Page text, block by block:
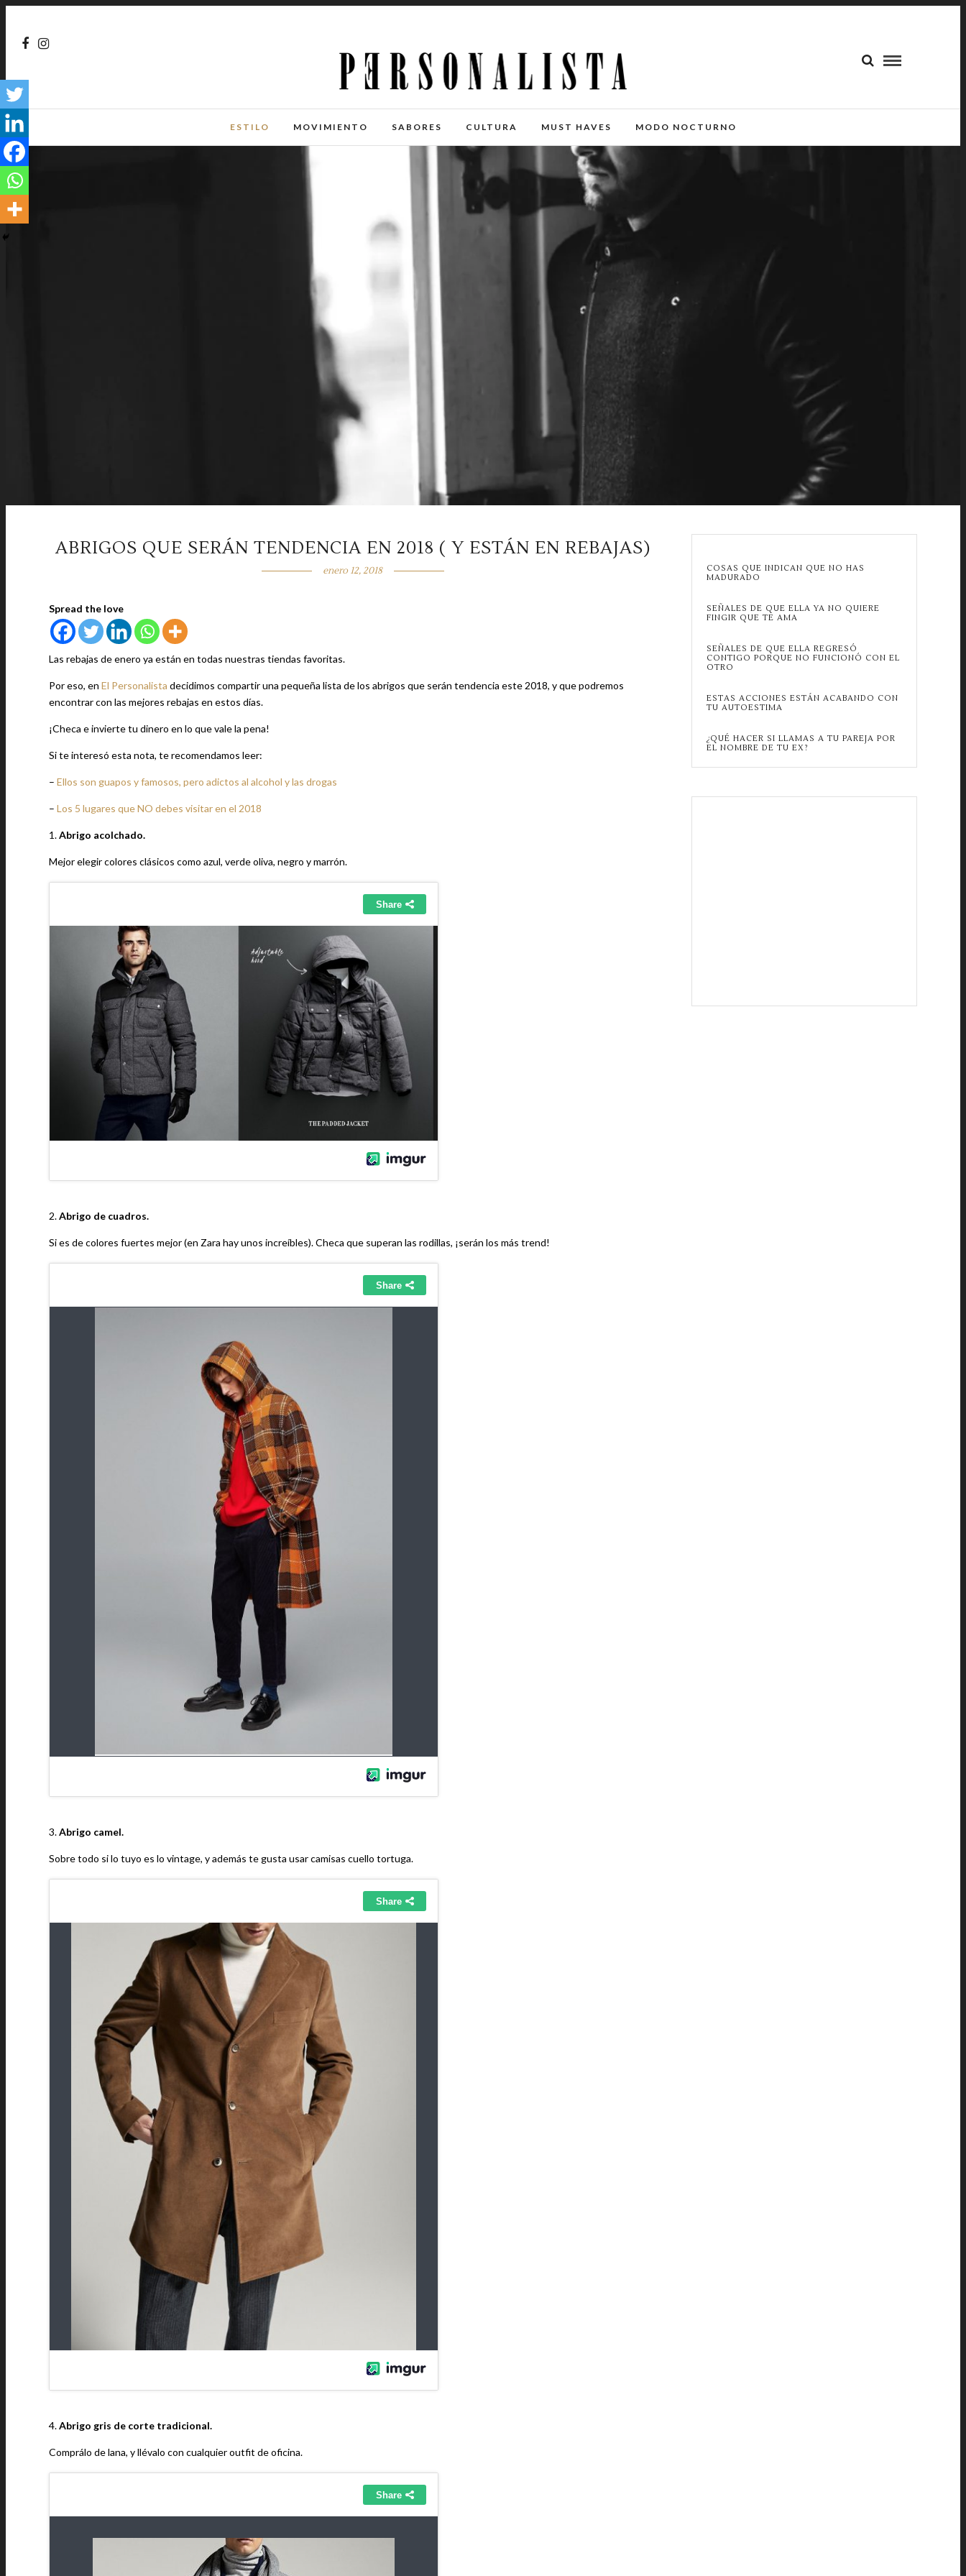
ESTILO MOVIMIENTO SABORES CULTURA MUST HAVES MODO NOCTURNO
ABRIGOS QUE SERÁN TENDENCIA EN 2018 ( Y ESTÁN EN REBAJAS)
enero 12, 2018
Spread the love
Las rebajas de enero ya están en todas nuestras tiendas favoritas.
Por eso, en El Personalista decidimos compartir una pequeña lista de los abrigos que serán tendencia este 2018, y que podremos
encontrar con las mejores rebajas en estos días.
¡Checa e invierte tu dinero en lo que vale la pena!
Si te interesó esta nota, te recomendamos leer:
– Ellos son guapos y famosos, pero adictos al alcohol y las drogas
– Los 5 lugares que NO debes visitar en el 2018
1.Abrigo acolchado.
Mejor elegir colores clásicos como azul, verde oliva, negro y marrón.
2.Abrigo de cuadros.
Si es de colores fuertes mejor (en Zara hay unos increíbles). Checa que superan las rodillas, ¡serán los más trend!
3.Abrigo camel.
Sobre todo si lo tuyo es lo vintage, y además te gusta usar camisas cuello tortuga.
4.Abrigo gris de corte tradicional.
Comprálo de lana, y llévalo con cualquier outfit de oficina.
COSAS QUE INDICAN QUE NO HAS
MADURADO
SEÑALES DE QUE ELLA YA NO QUIERE
FINGIR QUE TE AMA
SEÑALES DE QUE ELLA REGRESÓ
CONTIGO PORQUE NO FUNCIONÓ CON EL
OTRO
ESTAS ACCIONES ESTÁN ACABANDO CON
TU AUTOESTIMA
¿QUÉ HACER SI LLAMAS A TU PAREJA POR
EL NOMBRE DE TU EX?